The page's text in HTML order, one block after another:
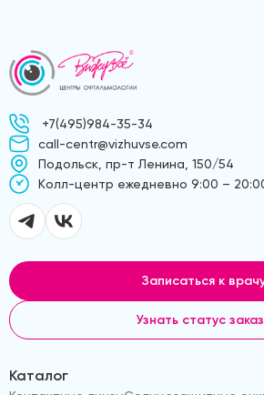
+7(495)984-35-34
call-centr@vizhuvse.com
Подольск, пр-т Ленина, 150/54
Kолл-центр ежедневно 9:00 –
Записаться к
Узнать статус
Каталог